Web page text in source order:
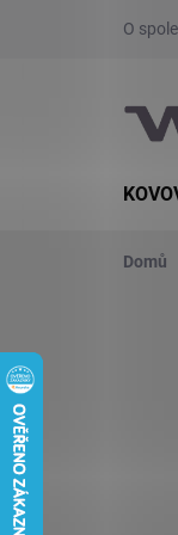
O
Domů